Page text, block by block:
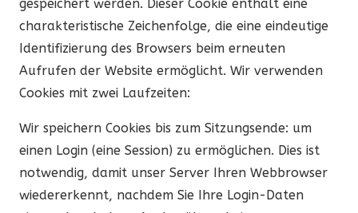
gespeichert werden. Dieser Cookie enthält eine
charakteristische Zeichenfolge, die eine eindeutige
Identifizierung des Browsers beim erneuten
Aufrufen der Website ermöglicht. Wir verwenden
Cookies mit zwei Laufzeiten:
Wir speichern Cookies bis zum Sitzungsende: um
einen Login (eine Session) zu ermöglichen. Dies ist
notwendig, damit unser Server Ihren Webbrowser
wiedererkennt, nachdem Sie Ihre Login-Daten